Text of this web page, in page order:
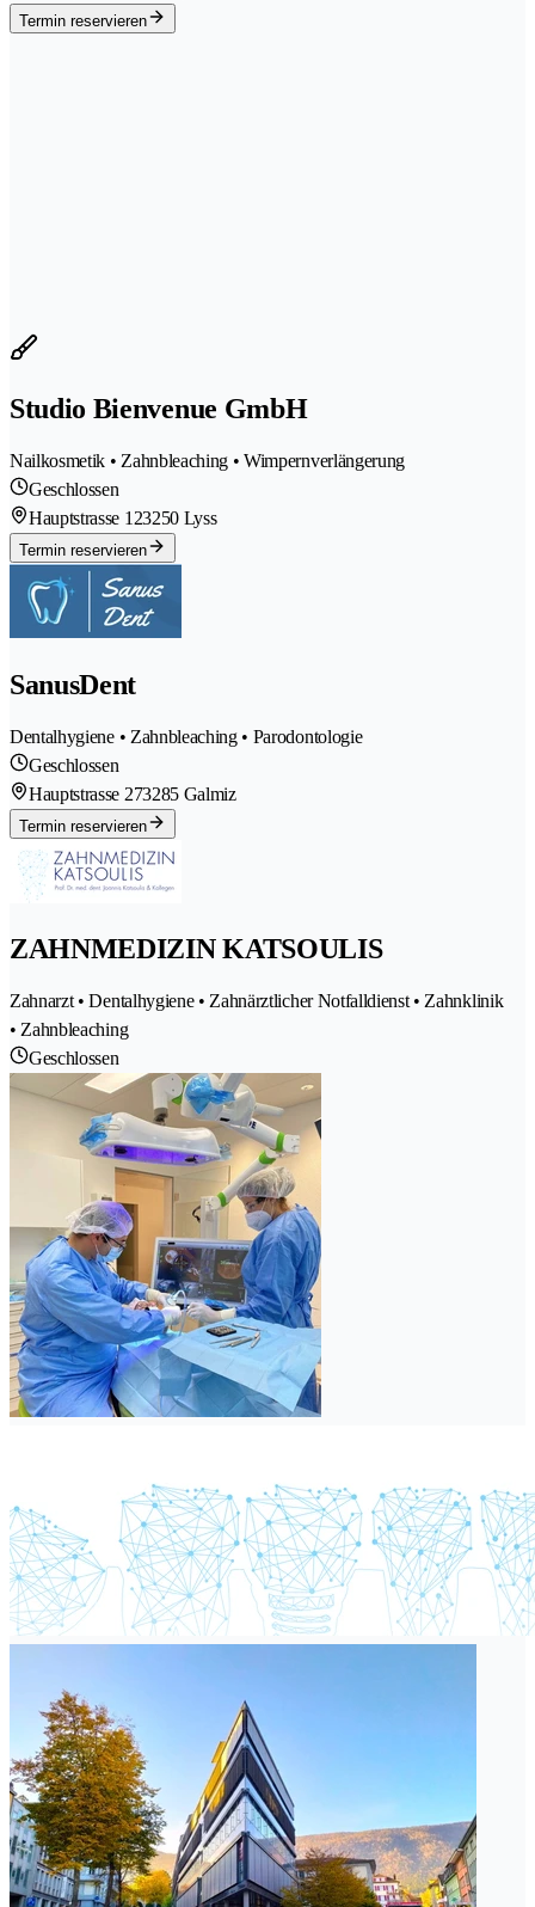
Termin reservieren
Studio Bienvenue GmbH
Nailkosmetik • Zahnbleaching • Wimpernverlängerung
Geschlossen
Hauptstrasse 123250 Lyss
Termin reservieren
SanusDent
Dentalhygiene • Zahnbleaching • Parodontologie
Geschlossen
Hauptstrasse 273285 Galmiz
Termin reservieren
ZAHNMEDIZIN KATSOULIS
Zahnarzt • Dentalhygiene • Zahnärztlicher Notfalldienst • Zahnklinik
• Zahnbleaching
Geschlossen